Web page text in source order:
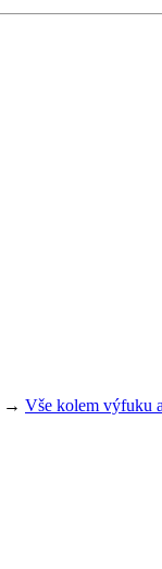
→ Vše kolem výfuku